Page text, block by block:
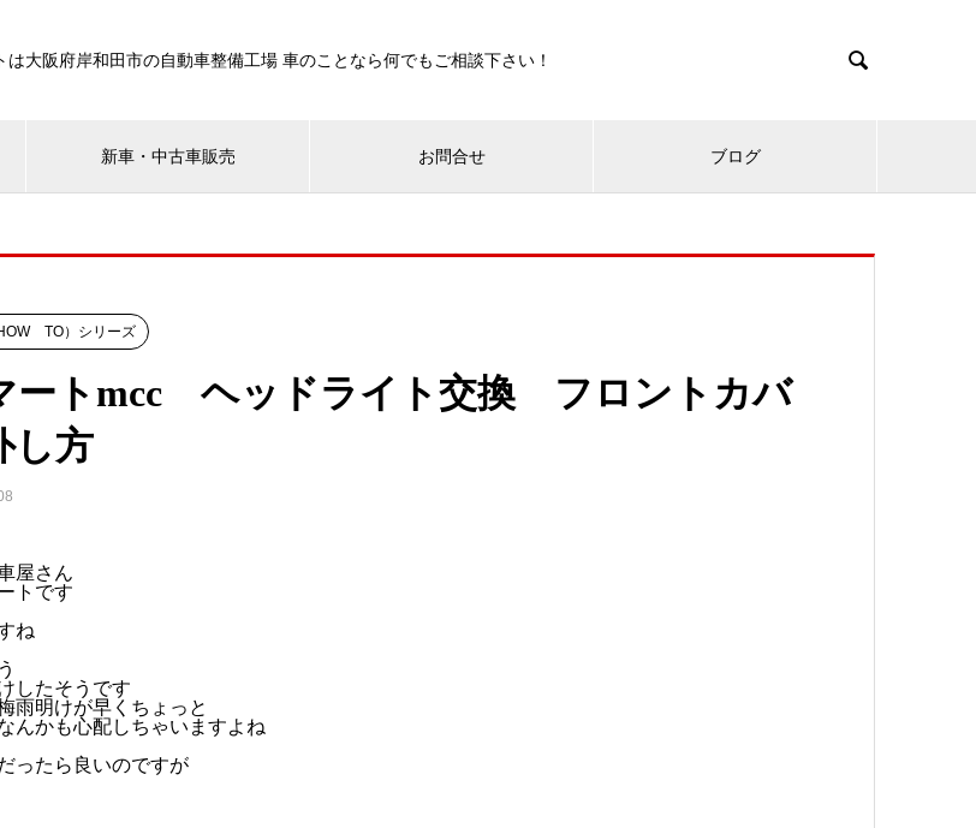
は大阪府岸和田市の自動車整備工場 車のことなら何でもご相談下さい！ 
新車・中古車販売 お問合せ ブログ
TO）シリーズ
ートmcc ヘッドライト交換 フロントカバ
し方
屋さん
トです
ね
したそうです
雨明けが早くちょっと
んかも心配しちゃいますよね
ったら良いのですが